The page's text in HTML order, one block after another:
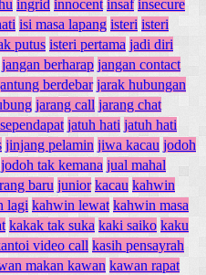
ingrid innocent insaf insecure
isi masa lapang isteri isteri
putus isteri pertama jadi diri
jangan berharap jangan contact
berdebar jarak hubungan
jarang call jarang chat
jatuh hati jatuh hati
jinjang pelamin jiwa kacau jodoh
jodoh tak kemana jual mahal
baru junior kacau kahwin
lagi kahwin lewat kahwin masa
kakak tak suka kaki saiko kaku
video call kasih pensayrah
makan kawan kawan rapat